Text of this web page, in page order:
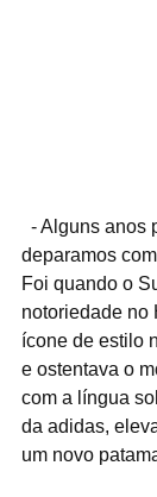
deparamos
Foi quando o
notoriedade no
ícone de estilo
e ostentava o
com a língua
da adidas,
um novo